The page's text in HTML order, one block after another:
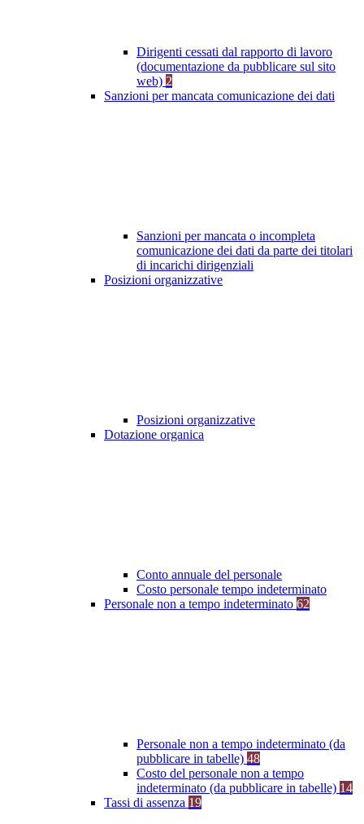
Dirigenti cessati dal rapporto di lavoro
(documentazione da pubblicare sul sito
web) 2
Sanzioni per mancata comunicazione dei dati
Sanzioni per mancata o incompleta
comunicazione dei dati da parte dei titolari
di incarichi dirigenziali
Posizioni organizzative
Posizioni organizzative
Dotazione organica
Conto annuale del personale
Costo personale tempo indeterminato
Personale non a tempo indeterminato 62
Personale non a tempo indeterminato (da
pubblicare in tabelle) 48
Costo del personale non a tempo
indeterminato (da pubblicare in tabelle) 14
Tassi di assenza 19